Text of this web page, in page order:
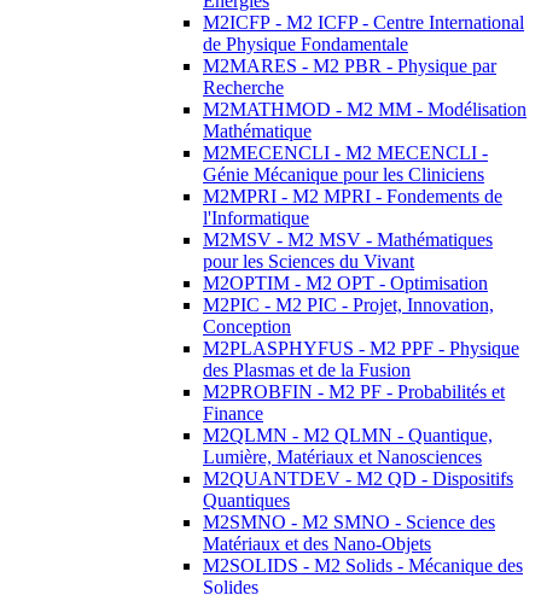
M2ICFP - M2 ICFP - Centre International
de Physique Fondamentale
M2MARES - M2 PBR - Physique par
Recherche
M2MATHMOD - M2 MM - Modélisation
Mathématique
M2MECENCLI - M2 MECENCLI -
Génie Mécanique pour les Cliniciens
M2MPRI - M2 MPRI - Fondements de
l'Informatique
M2MSV - M2 MSV - Mathématiques
pour les Sciences du Vivant
M2OPTIM - M2 OPT - Optimisation
M2PIC - M2 PIC - Projet, Innovation,
Conception
M2PLASPHYFUS - M2 PPF - Physique
des Plasmas et de la Fusion
M2PROBFIN - M2 PF - Probabilités et
Finance
M2QLMN - M2 QLMN - Quantique,
Lumière, Matériaux et Nanosciences
M2QUANTDEV - M2 QD - Dispositifs
Quantiques
M2SMNO - M2 SMNO - Science des
Matériaux et des Nano-Objets
M2SOLIDS - M2 Solids - Mécanique des
Solides